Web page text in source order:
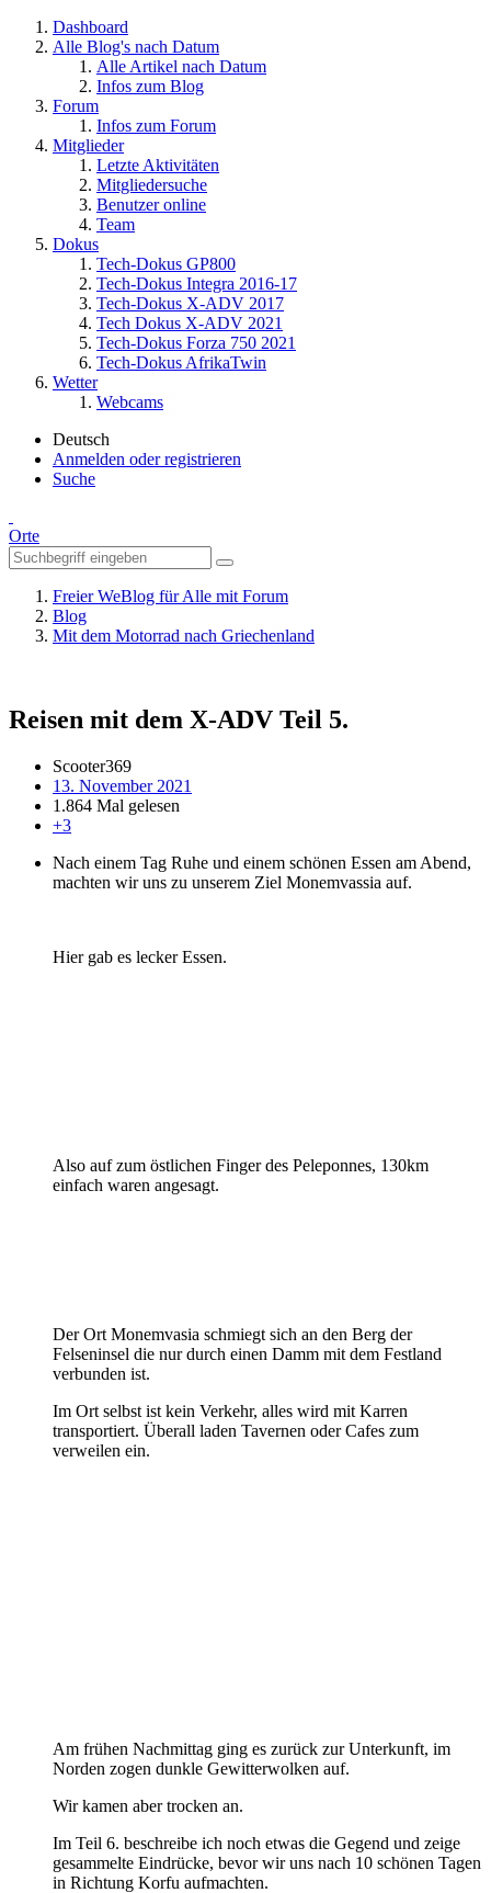
Dashboard
Alle Blog's nach Datum
Alle Artikel nach Datum
Infos zum Blog
Forum
Infos zum Forum
Mitglieder
Letzte Aktivitäten
Mitgliedersuche
Benutzer online
Team
Dokus
Tech-Dokus GP800
Tech-Dokus Integra 2016-17
Tech-Dokus X-ADV 2017
Tech Dokus X-ADV 2021
Tech-Dokus Forza 750 2021
Tech-Dokus AfrikaTwin
Wetter
Webcams
Deutsch
Anmelden oder registrieren
Suche
Orte
Freier WeBlog für Alle mit Forum
Blog
Mit dem Motorrad nach Griechenland
Reisen mit dem X-ADV Teil 5.
Scooter369
13. November 2021
1.864 Mal gelesen
+3
Nach einem Tag Ruhe und einem schönen Essen am Abend,
machten wir uns zu unserem Ziel Monemvassia auf.
Hier gab es lecker Essen.
Also auf zum östlichen Finger des Peleponnes, 130km
einfach waren angesagt.
Der Ort Monemvasia schmiegt sich an den Berg der
Felseninsel die nur durch einen Damm mit dem Festland
verbunden ist.
Im Ort selbst ist kein Verkehr, alles wird mit Karren
transportiert. Überall laden Tavernen oder Cafes zum
verweilen ein.
Am frühen Nachmittag ging es zurück zur Unterkunft, im
Norden zogen dunkle Gewitterwolken auf.
Wir kamen aber trocken an.
Im Teil 6. beschreibe ich noch etwas die Gegend und zeige
gesammelte Eindrücke, bevor wir uns nach 10 schönen Tagen
in Richtung Korfu aufmachten.